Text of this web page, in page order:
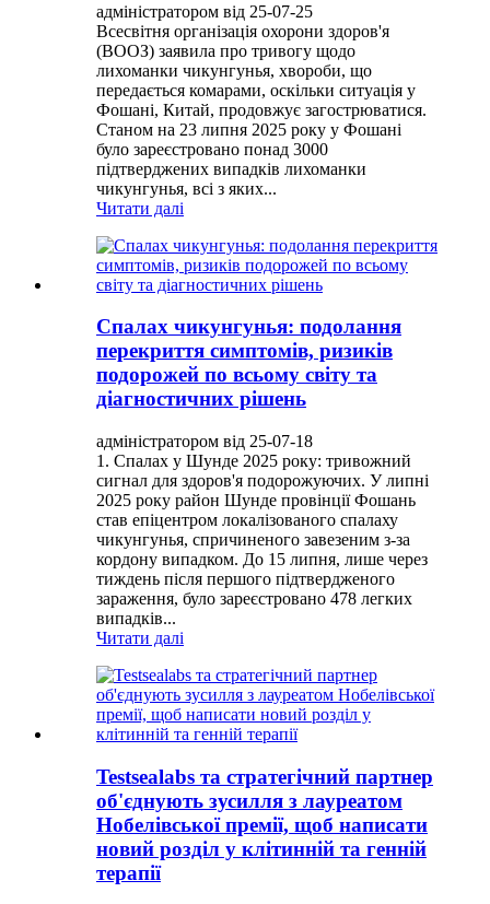
адміністратором від 25-07-25
Всесвітня організація охорони здоров'я
(ВООЗ) заявила про тривогу щодо
лихоманки чикунгунья, хвороби, що
передається комарами, оскільки ситуація у
Фошані, Китай, продовжує загострюватися.
Станом на 23 липня 2025 року у Фошані
було зареєстровано понад 3000
підтверджених випадків лихоманки
чикунгунья, всі з яких...
Читати далі
Спалах чикунгунья: подолання
перекриття симптомів, ризиків
подорожей по всьому світу та
діагностичних рішень
адміністратором від 25-07-18
1. Спалах у Шунде 2025 року: тривожний
сигнал для здоров'я подорожуючих. У липні
2025 року район Шунде провінції Фошань
став епіцентром локалізованого спалаху
чикунгунья, спричиненого завезеним з-за
кордону випадком. До 15 липня, лише через
тиждень після першого підтвердженого
зараження, було зареєстровано 478 легких
випадків...
Читати далі
Testsealabs та стратегічний партнер
об'єднують зусилля з лауреатом
Нобелівської премії, щоб написати
новий розділ у клітинній та генній
терапії